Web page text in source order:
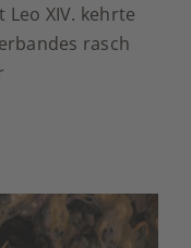
Leo XIV. kehrte
rasch